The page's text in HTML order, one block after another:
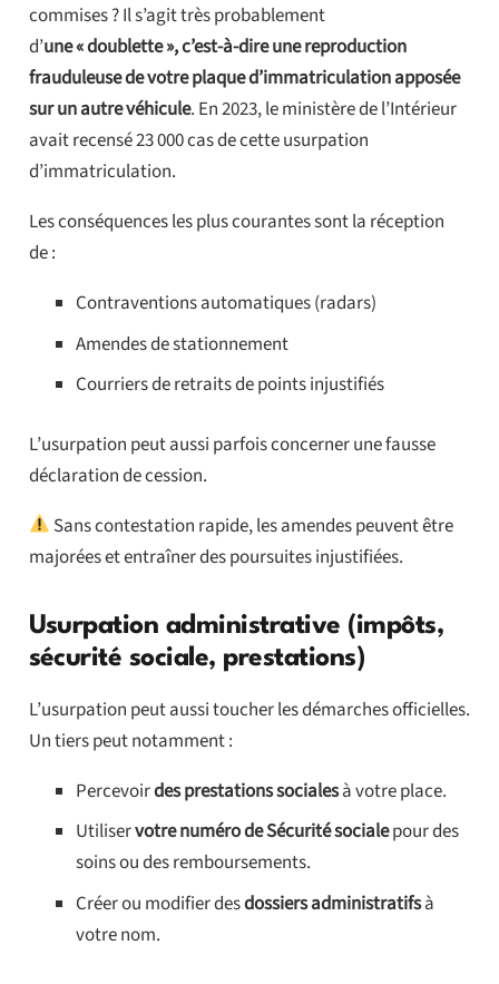
commises ? Il s’agit très probablement
d’une « doublette », c’est-à-dire une reproduction
frauduleuse de votre plaque d’immatriculation apposée
sur un autre véhicule. En 2023, le ministère de l’Intérieur
avait recensé 23 000 cas de cette usurpation
d’immatriculation.
Les conséquences les plus courantes sont la réception
de :
Contraventions automatiques (radars)
Amendes de stationnement
Courriers de retraits de points injustifiés
L’usurpation peut aussi parfois concerner une fausse
déclaration de cession.
Sans contestation rapide, les amendes peuvent être
majorées et entraîner des poursuites injustifiées.
Usurpation administrative (impôts,
sécurité sociale, prestations)
L’usurpation peut aussi toucher les démarches officielles.
Un tiers peut notamment :
Percevoirdes prestations socialesà votre place.
Utiliservotre numéro de Sécurité socialepour des
soins ou des remboursements.
Créer ou modifier desdossiers administratifsà
votre nom.